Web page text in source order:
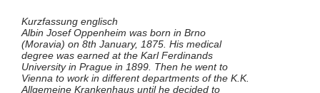
Kurzfassung englisch
Albin Josef Oppenheim was born in Brno
(Moravia) on 8th January, 1875. His medical
degree was earned at the Karl Ferdinands
University in Prague in 1899. Then he went to
Vienna to work in different departments of the K.K.
Allgemeine Krankenhaus until he decided to